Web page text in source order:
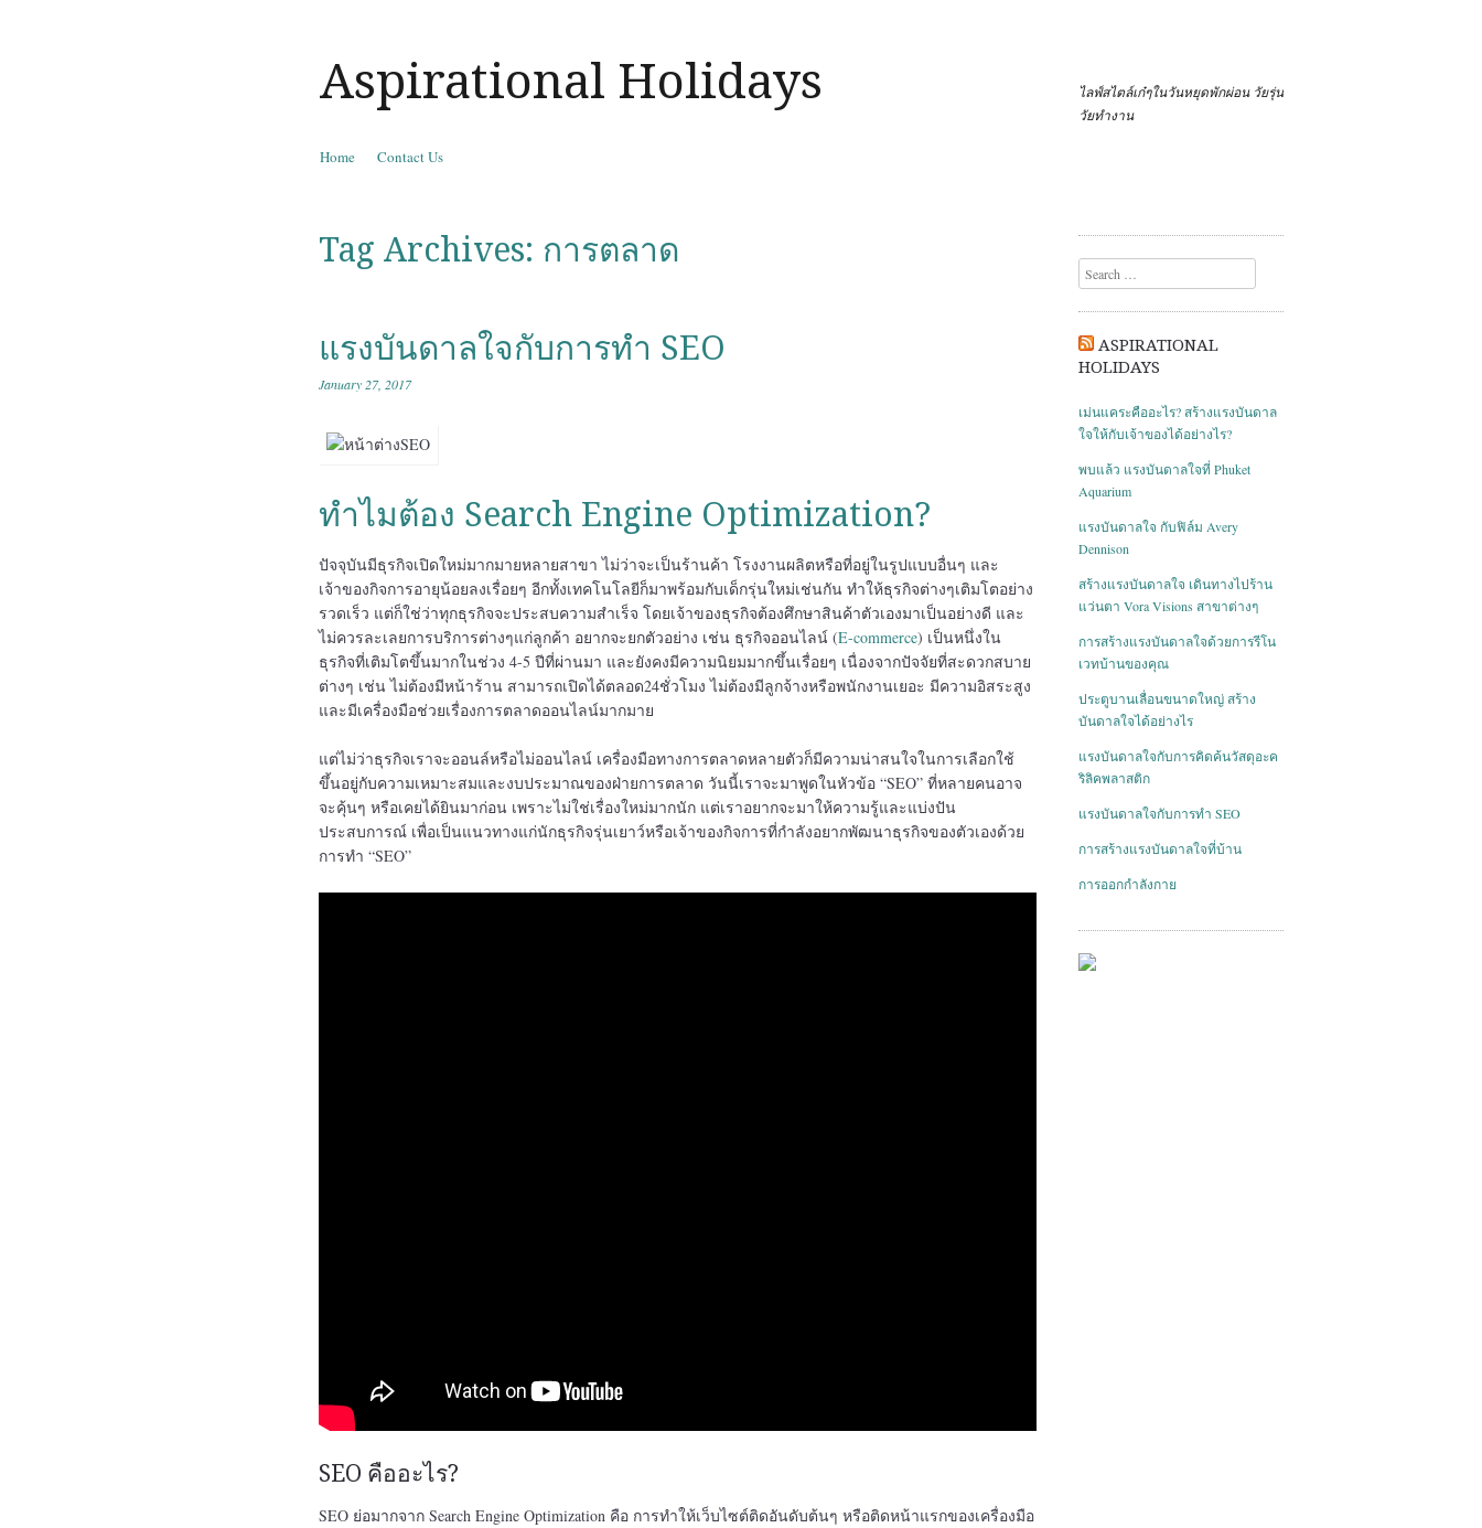
Aspirational Holidays
ไลฟ์สไตล์เก๋ๆในวันหยุดพักผ่อน วัยรุ่น
วัยทำงาน
Menu
Skip to content
Home Contact Us
Tag Archives: การตลาด
แรงบันดาลใจกับการทำ SEO
January 27, 2017
ทำไมต้อง Search Engine Optimization?
ปัจจุบันมีธุรกิจเปิดใหม่มากมายหลายสาขา ไม่ว่าจะเป็นร้านค้า โรงงานผลิตหรือที่อยู่ในรูปแบบอื่นๆ และ
เจ้าของกิจการอายุน้อยลงเรื่อยๆ อีกทั้งเทคโนโลยีก็มาพร้อมกับเด็กรุ่นใหม่เช่นกัน ทำให้ธุรกิจต่างๆเติมโตอย่าง
รวดเร็ว แต่ก็ใช่ว่าทุกธุรกิจจะประสบความสำเร็จ โดยเจ้าของธุรกิจต้องศึกษาสินค้าตัวเองมาเป็นอย่างดี และ
ไม่ควรละเลยการบริการต่างๆแก่ลูกค้า อยากจะยกตัวอย่าง เช่น ธุรกิจออนไลน์ (E-commerce) เป็นหนึ่งใน
ธุรกิจที่เติมโตขึ้นมากในช่วง 4-5 ปีที่ผ่านมา และยังคงมีความนิยมมากขึ้นเรื่อยๆ เนื่องจากปัจจัยที่สะดวกสบาย
ต่างๆ เช่น ไม่ต้องมีหน้าร้าน สามารถเปิดได้ตลอด24ชั่วโมง ไม่ต้องมีลูกจ้างหรือพนักงานเยอะ มีความอิสระสูง
และมีเครื่องมือช่วยเรื่องการตลาดออนไลน์มากมาย
แต่ไม่ว่าธุรกิจเราจะออนล์หรือไม่ออนไลน์ เครื่องมือทางการตลาดหลายตัวก็มีความน่าสนใจในการเลือกใช้
ขึ้นอยู่กับความเหมาะสมและงบประมาณของฝ่ายการตลาด วันนี้เราจะมาพูดในหัวข้อ “SEO” ที่หลายคนอาจ
จะคุ้นๆ หรือเคยได้ยินมาก่อน เพราะไม่ใช่เรื่องใหม่มากนัก แต่เราอยากจะมาให้ความรู้และแบ่งปัน
ประสบการณ์ เพื่อเป็นแนวทางแก่นักธุรกิจรุ่นเยาว์หรือเจ้าของกิจการที่กำลังอยากพัฒนาธุรกิจของตัวเองด้วย
การทำ “SEO”
SEO คืออะไร?
SEO ย่อมากจาก Search Engine Optimization คือ การทำให้เว็บไซต์ติดอันดับต้นๆ หรือติดหน้าแรกของเครื่องมือ
Search
ASPIRATIONAL
HOLIDAYS
เม่นแคระคืออะไร? สร้างแรงบันดาล
ใจให้กับเจ้าของได้อย่างไร?
พบแล้ว แรงบันดาลใจที่ Phuket
Aquarium
แรงบันดาลใจ กับฟิล์ม Avery
Dennison
สร้างแรงบันดาลใจ เดินทางไปร้าน
แว่นตา Vora Visions สาขาต่างๆ
การสร้างแรงบันดาลใจด้วยการรีโน
เวทบ้านของคุณ
ประตูบานเลื่อนขนาดใหญ่ สร้าง
บันดาลใจได้อย่างไร
แรงบันดาลใจกับการคิดค้นวัสดุอะค
ริลิคพลาสติก
แรงบันดาลใจกับการทำ SEO
การสร้างแรงบันดาลใจที่บ้าน
การออกกำลังกาย